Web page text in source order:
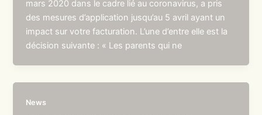
mars 2020 dans le cadre lié au coronavirus, a pris
des mesures d’application jusqu’au 5 avril ayant un
impact sur votre facturation. L’une d’entre elle est la
décision suivante : « Les parents qui ne
News